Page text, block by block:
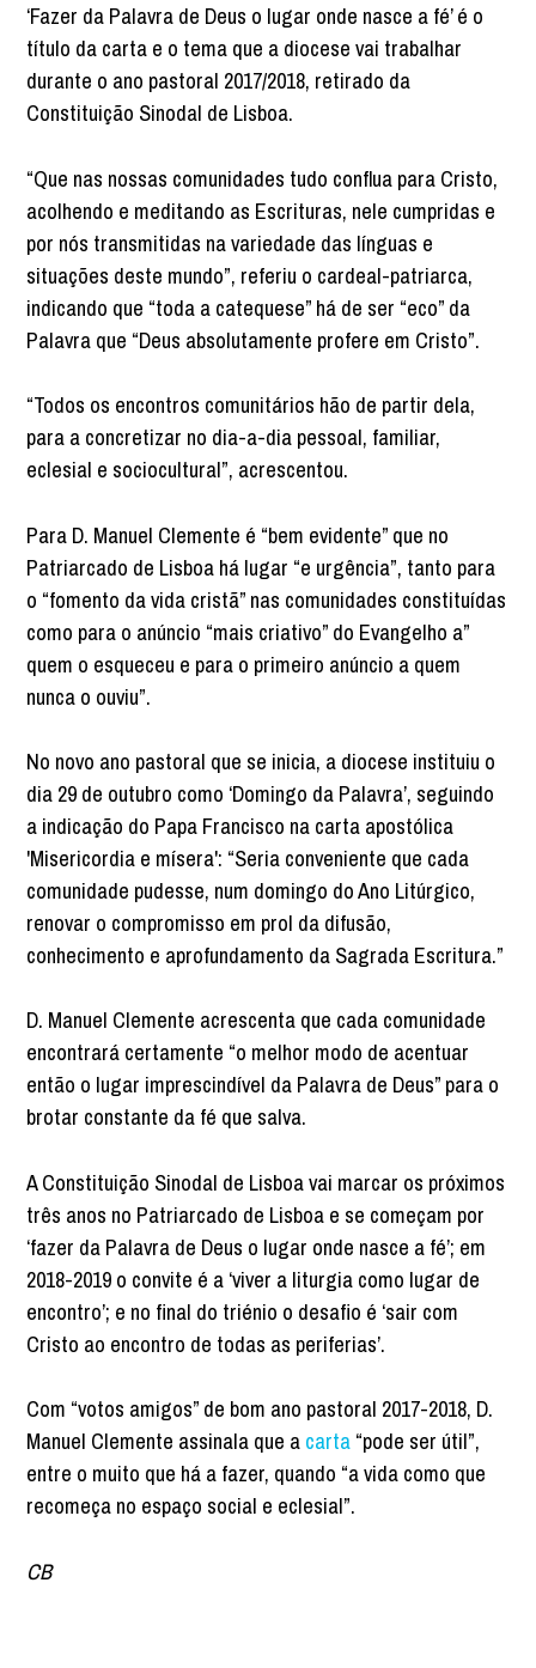
‘Fazer da Palavra de Deus o lugar onde nasce a fé’ é o
título da carta e o tema que a diocese vai trabalhar
durante o ano pastoral 2017/2018, retirado da
Constituição Sinodal de Lisboa.
“Que nas nossas comunidades tudo conflua para Cristo,
acolhendo e meditando as Escrituras, nele cumpridas e
por nós transmitidas na variedade das línguas e
situações deste mundo”, referiu o cardeal-patriarca,
indicando que “toda a catequese” há de ser “eco” da
Palavra que “Deus absolutamente profere em Cristo”.
“Todos os encontros comunitários hão de partir dela,
para a concretizar no dia-a-dia pessoal, familiar,
eclesial e sociocultural”, acrescentou.
Para D. Manuel Clemente é “bem evidente” que no
Patriarcado de Lisboa há lugar “e urgência”, tanto para
o “fomento da vida cristã” nas comunidades constituídas
como para o anúncio “mais criativo” do Evangelho a”
quem o esqueceu e para o primeiro anúncio a quem
nunca o ouviu”.
No novo ano pastoral que se inicia, a diocese instituiu o
dia 29 de outubro como ‘Domingo da Palavra’, seguindo
a indicação do Papa Francisco na carta apostólica
'Misericordia e mísera': “Seria conveniente que cada
comunidade pudesse, num domingo do Ano Litúrgico,
renovar o compromisso em prol da difusão,
conhecimento e aprofundamento da Sagrada Escritura.”
D. Manuel Clemente acrescenta que cada comunidade
encontrará certamente “o melhor modo de acentuar
então o lugar imprescindível da Palavra de Deus” para o
brotar constante da fé que salva.
A Constituição Sinodal de Lisboa vai marcar os próximos
três anos no Patriarcado de Lisboa e se começam por
‘fazer da Palavra de Deus o lugar onde nasce a fé’; em
2018-2019 o convite é a ‘viver a liturgia como lugar de
encontro’; e no final do triénio o desafio é ‘sair com
Cristo ao encontro de todas as periferias’.
Com “votos amigos” de bom ano pastoral 2017-2018, D.
Manuel Clemente assinala que a carta “pode ser útil”,
entre o muito que há a fazer, quando “a vida como que
recomeça no espaço social e eclesial”.
CB